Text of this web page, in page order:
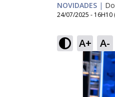
NOVIDADES |
24/07/2025 - 16H10
A+ A-